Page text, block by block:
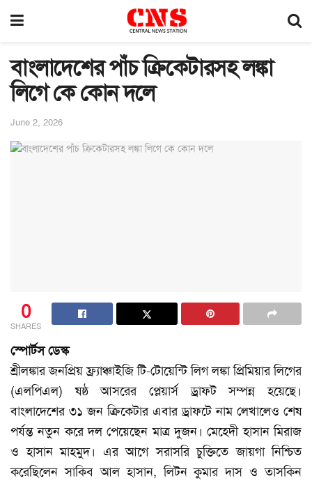
বাংলাদেশের পাঁচ ক্রিকেটারসহ লঙ্কা
লিগে কে কোন দলে
June 2, 2026
0
SHARES
স্পোর্টস ডেস্ক
‎শ্রীলঙ্কার জনপ্রিয় ফ্র্যাঞ্চাইজি টি-টোয়েন্টি লিগ লঙ্কা প্রিমিয়ার লিগের
(এলপিএল) ষষ্ঠ আসরের প্লেয়ার্স ড্রাফট সম্পন্ন হয়েছে।
বাংলাদেশের ৩১ জন ক্রিকেটার এবার ড্রাফটে নাম লেখালেও শেষ
পর্যন্ত নতুন করে দল পেয়েছেন মাত্র দুজন। মেহেদী হাসান মিরাজ
ও হাসান মাহমুদ। এর আগে সরাসরি চুক্তিতে জায়গা নিশ্চিত
করেছিলেন সাকিব আল হাসান, লিটন কুমার দাস ও তাসকিন